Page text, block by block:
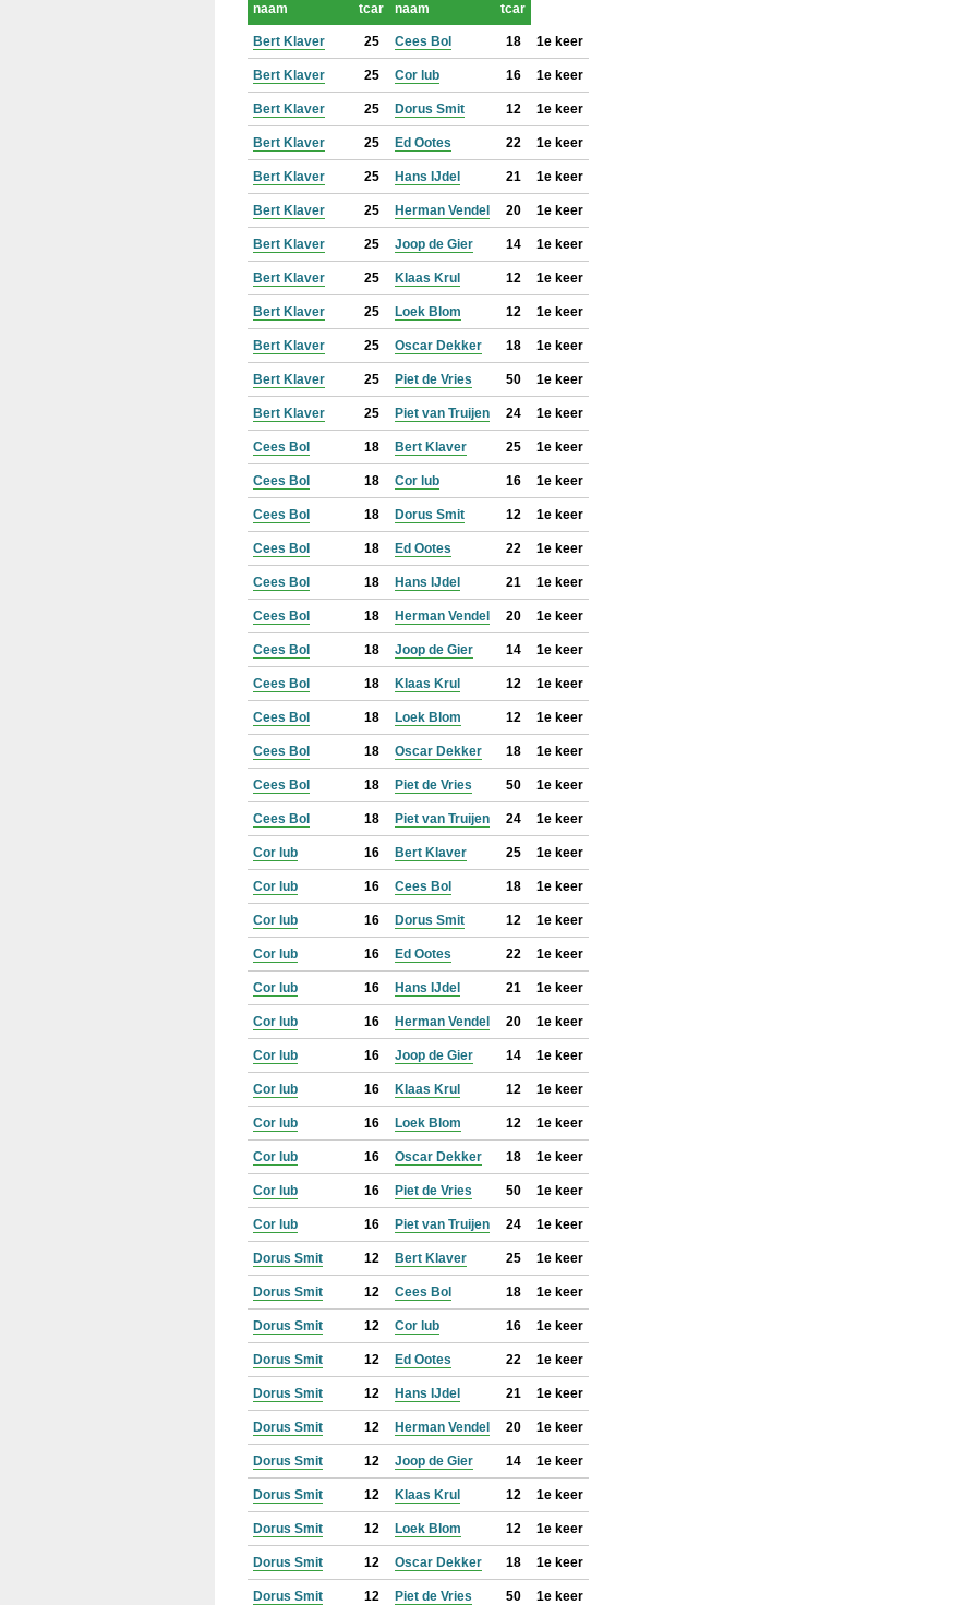
naam tcar naam tcar
Bert Klaver 25 Cees Bol 18 1e keer
Bert Klaver 25 Cor lub 16 1e keer
Bert Klaver 25 Dorus Smit 12 1e keer
Bert Klaver 25 Ed Ootes 22 1e keer
Bert Klaver 25 Hans IJdel 21 1e keer
Bert Klaver 25 Herman Vendel 20 1e keer
Bert Klaver 25 Joop de Gier 14 1e keer
Bert Klaver 25 Klaas Krul 12 1e keer
Bert Klaver 25 Loek Blom 12 1e keer
Bert Klaver 25 Oscar Dekker 18 1e keer
Bert Klaver 25 Piet de Vries 50 1e keer
Bert Klaver 25 Piet van Truijen 24 1e keer
Cees Bol 18 Bert Klaver 25 1e keer
Cees Bol 18 Cor lub 16 1e keer
Cees Bol 18 Dorus Smit 12 1e keer
Cees Bol 18 Ed Ootes 22 1e keer
Cees Bol 18 Hans IJdel 21 1e keer
Cees Bol 18 Herman Vendel 20 1e keer
Cees Bol 18 Joop de Gier 14 1e keer
Cees Bol 18 Klaas Krul 12 1e keer
Cees Bol 18 Loek Blom 12 1e keer
Cees Bol 18 Oscar Dekker 18 1e keer
Cees Bol 18 Piet de Vries 50 1e keer
Cees Bol 18 Piet van Truijen 24 1e keer
Cor lub 16 Bert Klaver 25 1e keer
Cor lub 16 Cees Bol 18 1e keer
Cor lub 16 Dorus Smit 12 1e keer
Cor lub 16 Ed Ootes 22 1e keer
Cor lub 16 Hans IJdel 21 1e keer
Cor lub 16 Herman Vendel 20 1e keer
Cor lub 16 Joop de Gier 14 1e keer
Cor lub 16 Klaas Krul 12 1e keer
Cor lub 16 Loek Blom 12 1e keer
Cor lub 16 Oscar Dekker 18 1e keer
Cor lub 16 Piet de Vries 50 1e keer
Cor lub 16 Piet van Truijen 24 1e keer
Dorus Smit 12 Bert Klaver 25 1e keer
Dorus Smit 12 Cees Bol 18 1e keer
Dorus Smit 12 Cor lub 16 1e keer
Dorus Smit 12 Ed Ootes 22 1e keer
Dorus Smit 12 Hans IJdel 21 1e keer
Dorus Smit 12 Herman Vendel 20 1e keer
Dorus Smit 12 Joop de Gier 14 1e keer
Dorus Smit 12 Klaas Krul 12 1e keer
Dorus Smit 12 Loek Blom 12 1e keer
Dorus Smit 12 Oscar Dekker 18 1e keer
Dorus Smit 12 Piet de Vries 50 1e keer